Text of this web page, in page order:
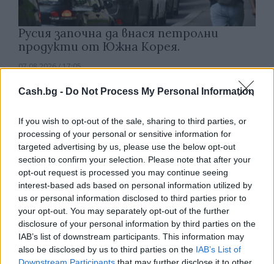
Cash.bg - Do Not Process My Personal Information
If you wish to opt-out of the sale, sharing to third parties, or
processing of your personal or sensitive information for
targeted advertising by us, please use the below opt-out
section to confirm your selection. Please note that after your
opt-out request is processed you may continue seeing
interest-based ads based on personal information utilized by
us or personal information disclosed to third parties prior to
your opt-out. You may separately opt-out of the further
disclosure of your personal information by third parties on the
IAB’s list of downstream participants. This information may
also be disclosed by us to third parties on the IAB’s List of
Русия започна да внася петролни
продукти от Южна Корея.
07.08.2026 / 17:05
Древен храм на почти 900 години